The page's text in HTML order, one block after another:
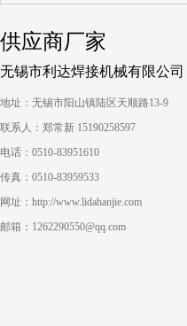
供应商厂家
无锡市利达焊接机械有限公司
地址：无锡市阳山镇陆区天顺路13-9
联系人：郑常新 15190258597
电话：0510-83951610
传真：0510-83959533
网址：http://www.lidahanjie.com
邮箱：1262290550@qq.com